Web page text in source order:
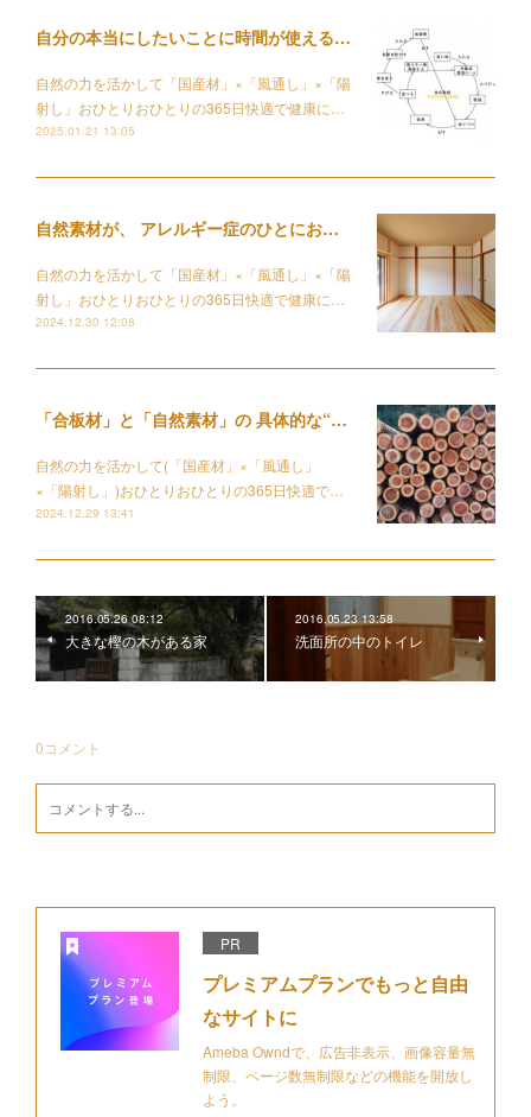
自分の本当にしたいことに時間が使えるようになる家事動線を整える設計について
自然の力を活かして「国産材」×「風通し」×「陽
射し」おひとりおひとりの365日快適で健康に…
2025.01.21 13:05
自然素材が、 アレルギー症のひとにおすすめな理由
自然の力を活かして「国産材」×「風通し」×「陽
射し」おひとりおひとりの365日快適で健康に…
2024.12.30 12:08
「合板材」と「自然素材」の 具体的な“違い”ってなに？
自然の力を活かして(「国産材」×「風通し」
×「陽射し」)おひとりおひとりの365日快適で…
2024.12.29 13:41
2016.05.26 08:12
大きな樫の木がある家
2016.05.23 13:58
洗面所の中のトイレ
0コメント
PR
プレミアムプランでもっと自由
なサイトに
Ameba Owndで、広告非表示、画像容量無
制限、ページ数無制限などの機能を開放し
よう。